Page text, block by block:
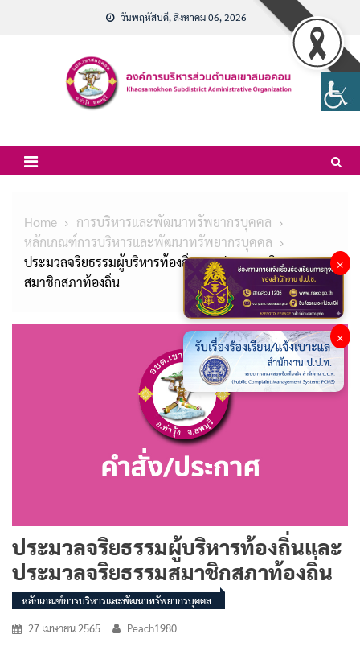
วันพฤหัสบดี, สิงหาคม 06, 2026
Home
การบริหารและพัฒนาทรัพยากรบุคคล
หลักเกณฑ์การบริหารและพัฒนาทรัพยากรบุคคล
ประมวลจริยธรรมผู้บริหารท้องถิ่นและประมวลจริยธรรม
สมาชิกสภาท้องถิ่น
ประมวลจริยธรรมผู้บริหารท้องถิ่นและ
ประมวลจริยธรรมสมาชิกสภาท้องถิ่น
หลักเกณฑ์การบริหารและพัฒนาทรัพยากรบุคคล
27 เมษายน 2565 Peach1980
×
×